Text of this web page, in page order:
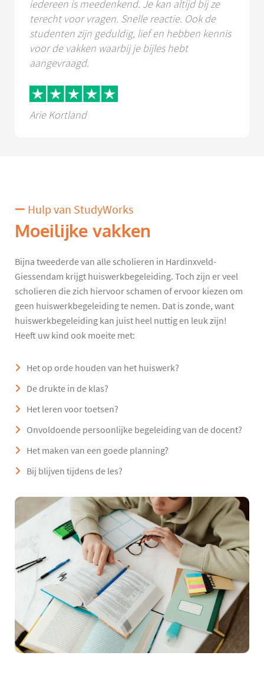
iedereen is meedenkend. Je kan altijd bij ze
terecht voor vragen. Snelle reactie. Ook de
studenten zijn geduldig, lief en hebben kennis
voor de vakken waarbij je bijles hebt
aangevraagd.
Arie Kortland
Hulp van StudyWorks
Moeilijke vakken
Bijna tweederde van alle scholieren in Hardinxveld-
Giessendam krijgt huiswerkbegeleiding. Toch zijn er veel
scholieren die zich hiervoor schamen of ervoor kiezen om
geen huiswerkbegeleiding te nemen. Dat is zonde, want
huiswerkbegeleiding kan juist heel nuttig en leuk zijn!
Heeft uw kind ook moeite met:
Het op orde houden van het huiswerk?
De drukte in de klas?
Het leren voor toetsen?
Onvoldoende persoonlijke begeleiding van de docent?
Het maken van een goede planning?
Bij blijven tijdens de les?